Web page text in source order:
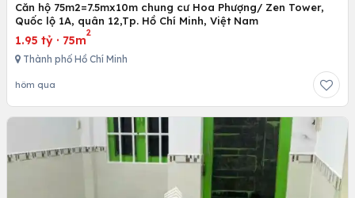
Căn hộ 75m2=7.5mx10m chung cư Hoa Phượng/ Zen Tower,
Quốc lộ 1A, quân 12,Tp. Hồ Chí Minh, Việt Nam
1.95 tỷ · 75m
2
Thành phố Hồ Chí Minh
hôm qua